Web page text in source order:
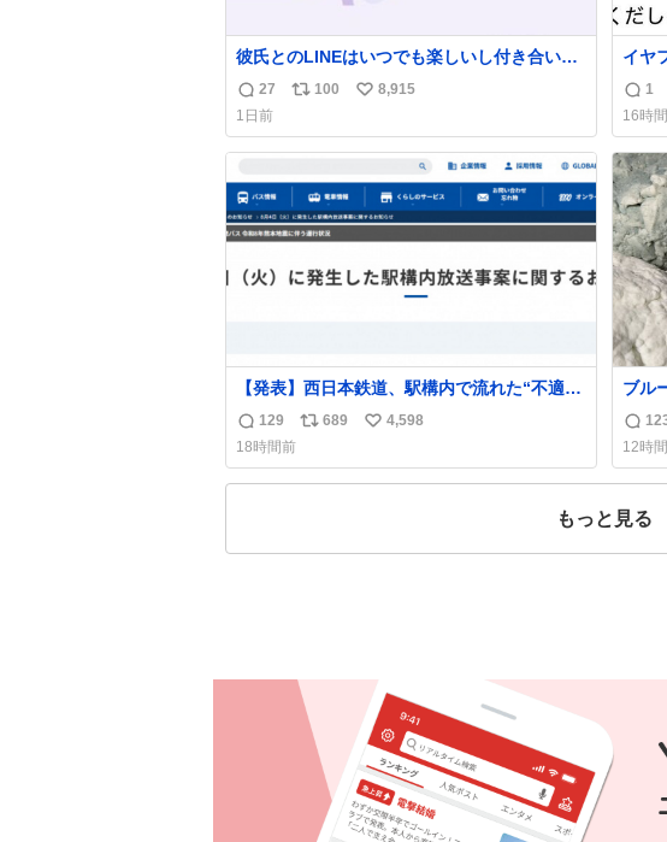
彼氏とのLINEはいつでも楽しいし付き合いた
ての頃の嬉しかったLINEは無限にあるけど(同
棲前は1日で各50通くらい送りあってたし)最
近嬉しかったのはこれ
返
信
数
27
リ
ス
数
100
い
ね
8,915
1日前
イヤ
った
返
信
数
1
16時
【発表】西日本鉄道、駅構内で流れた“不適切
音声”に声明「被害届も検討」
news.livedoor.com/article/detail… 4日に西
鉄福岡（天神）駅および薬院駅で発生した駅
構内放送事案について声明を公表した。「第
返
信
数
129
リ
ス
689
い
ね
4,598
18時間前
ブル
チー
っち
返
信
数
12時
もっと見る